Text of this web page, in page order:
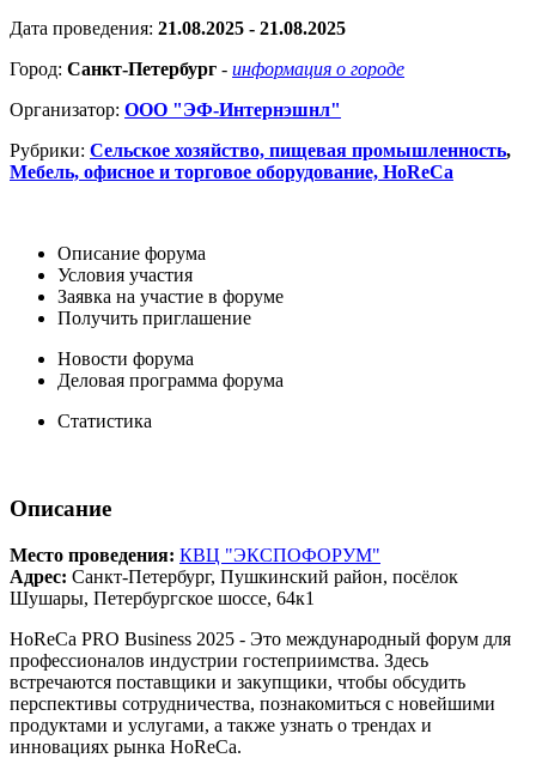
Дата проведения: 21.08.2025 - 21.08.2025
Город: Санкт-Петербург - информация о городе
Организатор: ООО "ЭФ-Интернэшнл"
Рубрики: Сельское хозяйство, пищевая промышленность,
Мебель, офисное и торговое оборудование, HoReCa
Описание форума
Условия участия
Заявка на участие в форуме
Получить приглашение
Новости форума
Деловая программа форума
Статистика
Описание
Место проведения: КВЦ "ЭКСПОФОРУМ"
Адрес: Санкт-Петербург, Пушкинский район, посёлок
Шушары, Петербургское шоссе, 64к1
HoReCa PRO Business 2025 - Это международный форум для
профессионалов индустрии гостеприимства. Здесь
встречаются поставщики и закупщики, чтобы обсудить
перспективы сотрудничества, познакомиться с новейшими
продуктами и услугами, а также узнать о трендах и
инновациях рынка HoReCa.